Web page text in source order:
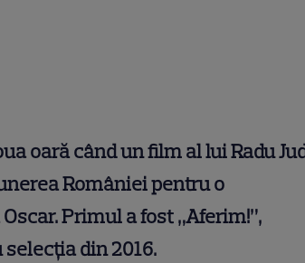
oară când un film al lui Radu
României pentru o
Primul a fost „Aferim!”,
din 2016.